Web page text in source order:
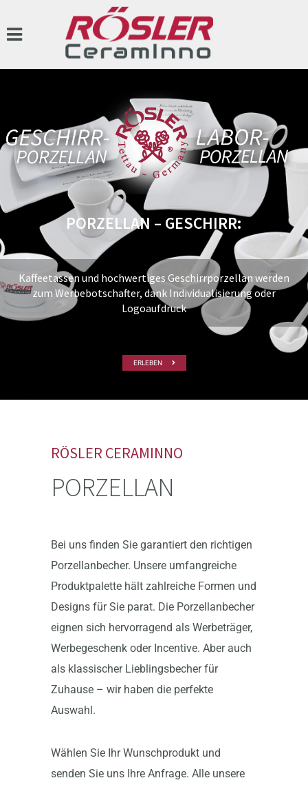
PORZELLAN – GESCHIRR:
Kaffeetassen und hochwertiges Geschirrporzellan werden
zum Werbebotschafter, dank Individualisierung oder
Logoaufdruck
ERLEBEN
RÖSLER CERAMINNO
PORZELLAN
Bei uns finden Sie garantiert den richtigen
Porzellanbecher. Unsere umfangreiche
Produktpalette hält zahlreiche Formen und
Designs für Sie parat. Die Porzellanbecher
eignen sich hervorragend als Werbeträger,
Werbegeschenk oder Incentive. Aber auch
als klassischer Lieblingsbecher für
Zuhause – wir haben die perfekte
Auswahl.
Wählen Sie Ihr Wunschprodukt und
senden Sie uns Ihre Anfrage. Alle unsere